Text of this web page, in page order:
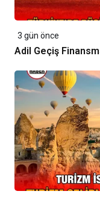
3 gün önce
Adil Geçiş